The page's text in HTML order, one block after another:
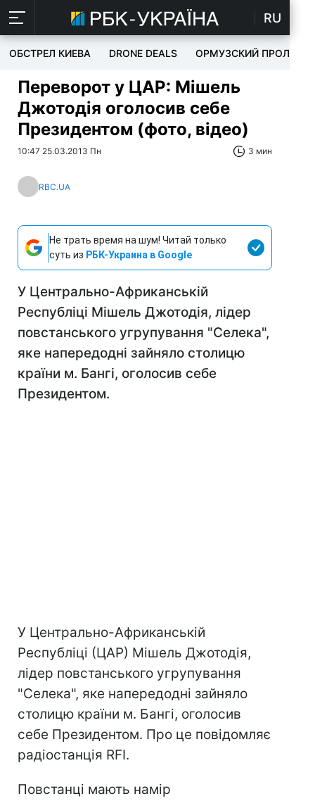
RU
ОБСТРЕЛ КИЕВА DRONE DEALS ОРМУЗСКИЙ ПРОЛИВ
Переворот у ЦАР: Мішель
Джотодія оголосив себе
Президентом (фото, відео)
10:47 25.03.2013 Пн 3 мин
RBC.UA
Не трать время на шум! Читай только
суть из РБК-Украина в Google
У Центрально-Африканській
Республіці Мішель Джотодія, лідер
повстанського угрупування "Селека",
яке напередодні зайняло столицю
країни м. Бангі, оголосив себе
Президентом.
У Центрально-Африканській
Республіці (ЦАР) Мішель Джотодія,
лідер повстанського угрупування
"Селека", яке напередодні зайняло
столицю країни м. Бангі, оголосив
себе Президентом. Про це повідомляє
радіостанція RFI.
Повстанці мають намір